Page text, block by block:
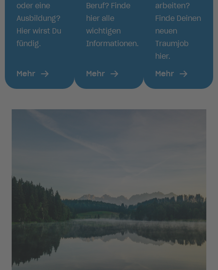
oder eine
Ausbildung?
Hier wirst Du
fündig.
Mehr
Beruf? Finde
hier alle
wichtigen
Informationen.
Mehr
arbeiten?
Finde Deinen
neuen
Traumjob
hier.
Mehr